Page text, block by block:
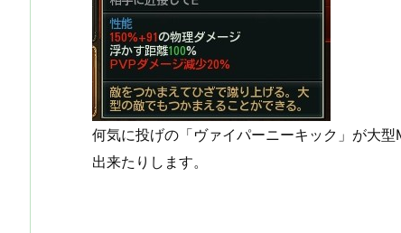
何気に投げの「ヴァイパーニーキック」が大
出来たりします。